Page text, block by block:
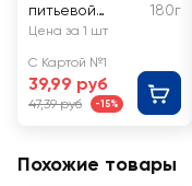
питьевой
детский АГУША
банан 2,7%, с 8
месяцев, без
змж
180г
Цена за 1 шт
С Картой №1
39,99 руб
47,39 руб -15%
Похожие товары